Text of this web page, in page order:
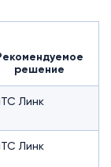
решение
Линк
Линк